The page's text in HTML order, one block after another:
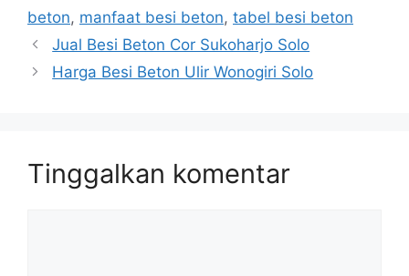
beton, manfaat besi beton, tabel besi beton
Jual Besi Beton Cor Sukoharjo Solo
Harga Besi Beton Ulir Wonogiri Solo
Tinggalkan komentar